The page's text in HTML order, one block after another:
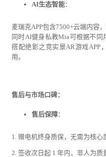
AI生态智能：
麦瑞克APP包含7500+云端内容
同时AI健身私教Mia可根据不
搭配绝影之竞实景AR游戏APP
用。
售后与市场口碑：
售后保障：
1. 赠电机终身质保，无需为核心
2. 签收次日起 1 年内，非人为质